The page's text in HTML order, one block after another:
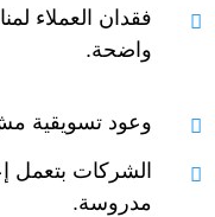
فقدان العملاء
واضحة.
وعود تسويقية
الشركات بتعمل
مدروسة.